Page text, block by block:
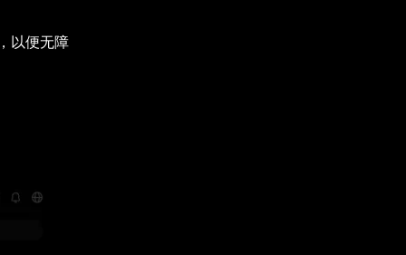
以便无障